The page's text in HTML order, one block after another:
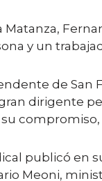
Matanza,
y un
de San
dirigente
publicó en
Meoni,